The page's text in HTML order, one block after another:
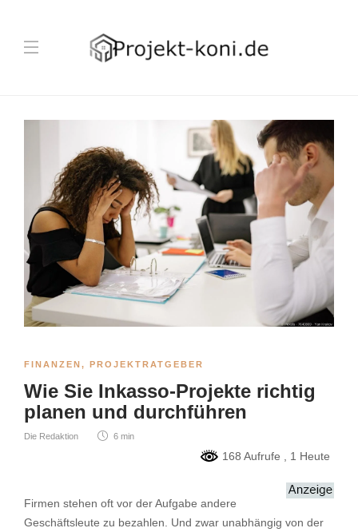
FINANZEN, PROJEKTRATGEBER
Wie Sie Inkasso-Projekte richtig
planen und durchführen
Die Redaktion 6 min
168 Aufrufe , 1 Heute
Firmen stehen oft vor der Aufgabe andere
Geschäftsleute zu bezahlen. Und zwar unabhängig von der